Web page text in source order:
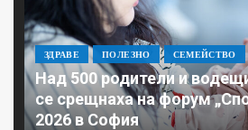
ЗДРАВЕ ПОЛЕЗНО СЕМЕЙСТВО
Над 500 родители и
се срещнаха на форум
2026 в София